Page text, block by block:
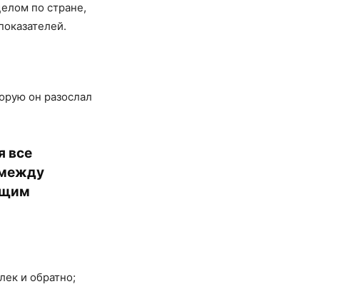
по стране,
он разослал
все
и обратно;